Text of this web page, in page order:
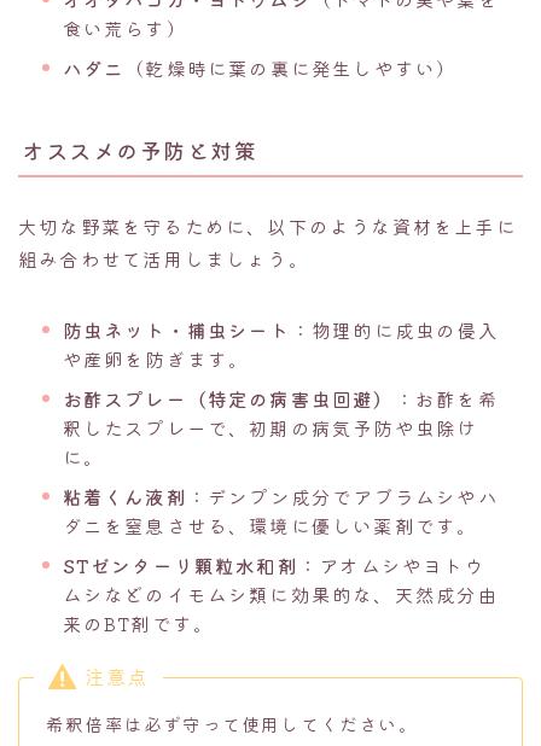
食い荒らす）
ハダニ
（乾燥時に葉の裏に発生しやすい）
オススメの予防と対策
大切な野菜を守るために、以下のような資材を上手に
組み合わせて活用しましょう。
防虫ネット・捕虫シート ：物理的に成虫の侵入
や産卵を防ぎます。
お酢スプレー（特定の病害虫回避）
：お酢を希
釈したスプレーで、初期の病気予防や虫除け
に。
粘着くん液剤 ：デンプン成分でアブラムシやハ
ダニを窒息させる、環境に優しい薬剤です。
STゼンターリ顆粒水和剤 ：アオムシやヨトウ
ムシなどのイモムシ類に効果的な、天然成分由
来のBT剤です。
注意点
希釈倍率は必ず守って使用してください。